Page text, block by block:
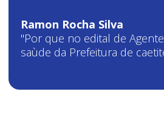
Ramon Rocha Silva
"Por que no edital de
saùde da Prefeitura de